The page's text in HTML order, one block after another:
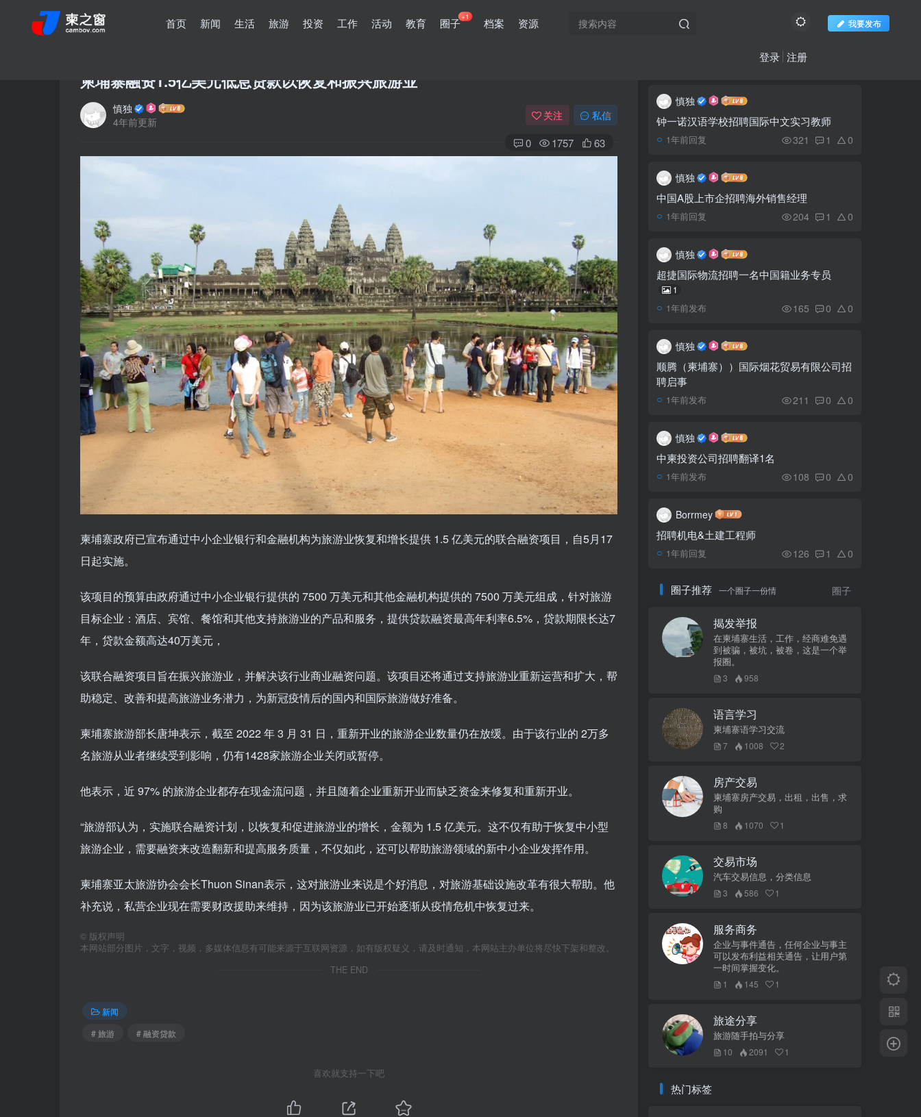
首页 新闻 生活 旅游 投资 工作 活动 教育 圈子+1 档案 资源 我要发布
登录 注册
柬埔寨融资1.5亿美元低息贷款以恢复和振兴旅游业
慎独
4年前更新
关注 私信
0 1757 63
柬埔寨政府已宣布通过中小企业银行和金融机构为旅游业恢复和增长提供 1.5 亿美元的联合融资项目，自5月17
日起实施。
该项目的预算由政府通过中小企业银行提供的 7500 万美元和其他金融机构提供的 7500 万美元组成，针对旅游
目标企业：酒店、宾馆、餐馆和其他支持旅游业的产品和服务，提供贷款融资最高年利率6.5%，贷款期限长达7
年，贷款金额高达40万美元，
该联合融资项目旨在振兴旅游业，并解决该行业商业融资问题。该项目还将通过支持旅游业重新运营和扩大，帮
助稳定、改善和提高旅游业务潜力，为新冠疫情后的国内和国际旅游做好准备。
柬埔寨旅游部长唐坤表示，截至 2022 年 3 月 31 日，重新开业的旅游企业数量仍在放缓。由于该行业的 2万多
名旅游从业者继续受到影响，仍有1428家旅游企业关闭或暂停。
他表示，近 97% 的旅游企业都存在现金流问题，并且随着企业重新开业而缺乏资金来修复和重新开业。
“旅游部认为，实施联合融资计划，以恢复和促进旅游业的增长，金额为 1.5 亿美元。这不仅有助于恢复中小型
旅游企业，需要融资来改造翻新和提高服务质量，不仅如此，还可以帮助旅游领域的新中小企业发挥作用。
柬埔寨亚太旅游协会会长Thuon Sinan表示，这对旅游业来说是个好消息，对旅游基础设施改革有很大帮助。他
补充说，私营企业现在需要财政援助来维持，因为该旅游业已开始逐渐从疫情危机中恢复过来。
© 版权声明
本网站部分图片，文字，视频，多媒体信息有可能来源于互联网资源，如有版权疑义，请及时通知，本网站主办单位将尽快下架和整改。
THE END
新闻
# 旅游
# 融资贷款
喜欢就支持一下吧
1 中国籍男子驾车闯红灯
撞摩托车造成两人重伤
Raksmey
金边市法院副检察官被指
4
在亚洲开展业务，柬埔寨
以最低的运营成本位居榜首
命令全国加快开展接种第三
剂加强针步伐
璃屋社交餐吧
慎独
钟一诺汉语学校招聘国际中文实习教师
1年前回复 321 1 0
慎独
中国A股上市企招聘海外销售经理
1年前回复 204 1 0
慎独
超捷国际物流招聘一名中国籍业务专员
1
1年前发布 165 0 0
慎独
顺腾（柬埔寨））国际烟花贸易有限公司招
聘启事
1年前发布 211 0 0
慎独
中柬投资公司招聘翻译1名
1年前发布 108 0 0
Borrmey
招聘机电&土建工程师
1年前回复 126 1 0
圈子推荐 一个圈子一份情 圈子
揭发举报
在柬埔寨生活，工作，经商难免遇
到被骗，被坑，被卷，这是一个举
报圈。
3 958
语言学习
柬埔寨语学习交流
7 1008 2
房产交易
柬埔寨房产交易，出租，出售，求
购
8 1070 1
交易市场
汽车交易信息，分类信息
3 586 1
服务商务
企业与事件通告，任何企业与事主
可以发布利益相关通告，让用户第
一时间掌握变化。
1 145 1
旅途分享
旅游随手拍与分享
10 2091 1
热门标签